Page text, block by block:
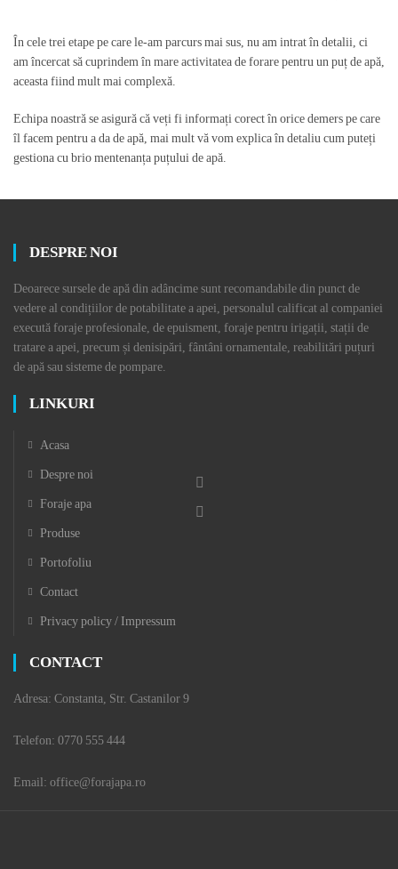
În cele trei etape pe care le-am parcurs mai sus, nu am intrat în detalii, ci
am încercat să cuprindem în mare activitatea de forare pentru un puț de apă,
aceasta fiind mult mai complexă.
Echipa noastră se asigură că veți fi informați corect în orice demers pe care
îl facem pentru a da de apă, mai mult vă vom explica în detaliu cum puteți
gestiona cu brio mentenanța puțului de apă.
DESPRE NOI
Deoarece sursele de apă din adâncime sunt recomandabile din punct de
vedere al condițiilor de potabilitate a apei, personalul calificat al companiei
execută foraje profesionale, de epuisment, foraje pentru irigații, stații de
tratare a apei, precum și denisipări, fântâni ornamentale, reabilitări puțuri
de apă sau sisteme de pompare.
LINKURI
Acasa
Despre noi
Foraje apa
Produse
Portofoliu
Contact
Privacy policy / Impressum
CONTACT
Adresa: Constanta, Str. Castanilor 9
Telefon: 0770 555 444
Email: office@forajapa.ro